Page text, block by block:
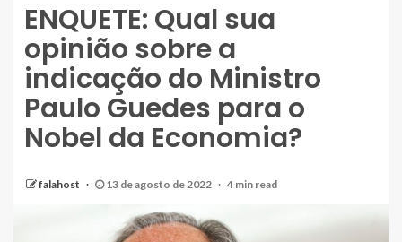
ENQUETE: Qual sua
opinião sobre a
indicação do Ministro
Paulo Guedes para o
Nobel da Economia?
falahost 13 de agosto de 2022 4 min read